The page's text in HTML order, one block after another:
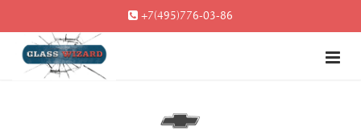
+7(495)776-03-86